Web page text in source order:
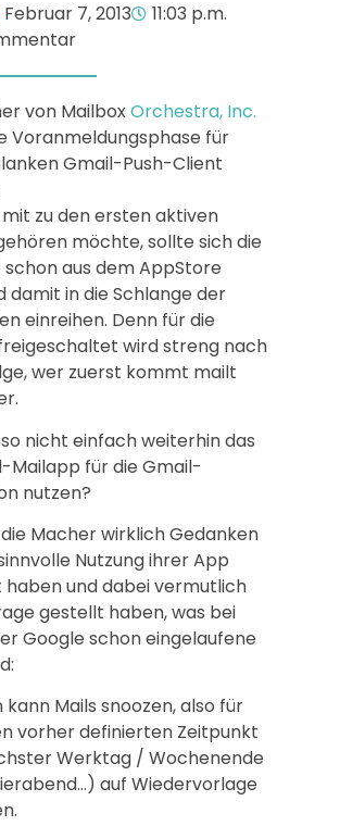
Februar 7, 2013
11:03 p.m.
von MailboxOrchestra, Inc.
Voranmeldungsphase für
Gmail-Push-Client
zu den ersten aktiven
möchte, sollte sich die
aus dem AppStore
damit in die Schlange der
einreihen. Denn für die
wird streng nach
wer zuerst kommt mailt
nicht einfach weiterhin das
Mailapp für die Gmail-
nutzen?
Macher wirklich Gedanken
Nutzung ihrer App
und dabei vermutlich
gestellt haben, was bei
Google schon eingelaufene
kann Mails snoozen, also für
vorher definierten Zeitpunkt
Werktag / Wochenende
auf Wiedervorlage